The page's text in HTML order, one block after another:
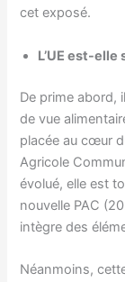
cet exposé.
L’UE est-
De prime abord,
de vue
placée au cœur
Agricole
évolué, elle est
nouvelle PAC
intègre des
Néanmoins,